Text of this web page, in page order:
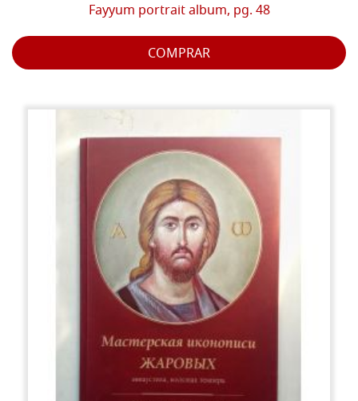
Fayyum portrait album, pg. 48
COMPRAR